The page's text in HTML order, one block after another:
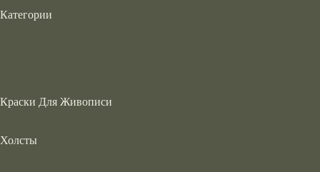
Категории
Краски Для Живописи
Холсты